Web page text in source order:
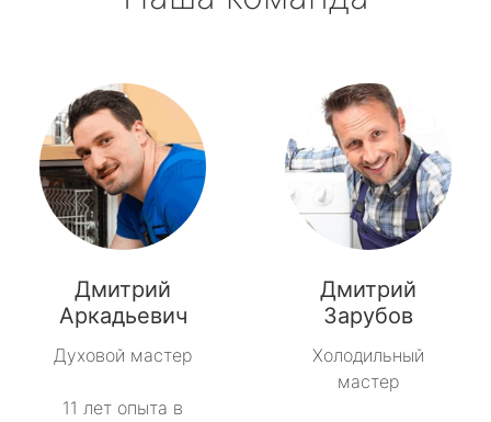
Дмитрий
Аркадьевич
Духовой мастер
11 лет опыта в
Дмитрий
Зарубов
Холодильный
мастер